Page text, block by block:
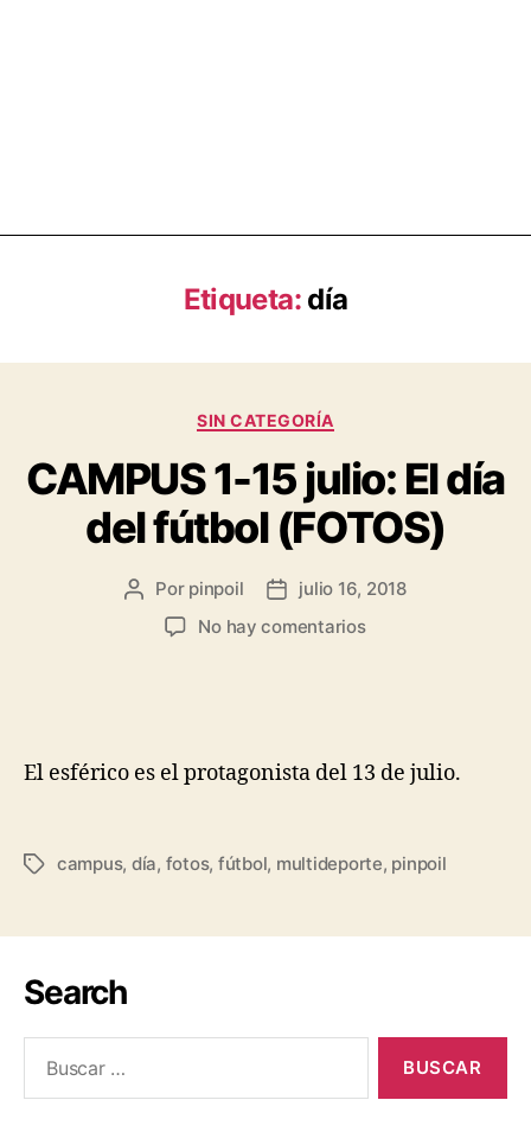
Etiqueta: día
SIN CATEGORÍA
CAMPUS 1-15 julio: El día
del fútbol (FOTOS)
Por pinpoil
julio 16, 2018
No hay comentarios
El esférico es el protagonista del 13 de julio.
campus, día, fotos, fútbol, multideporte, pinpoil
Search